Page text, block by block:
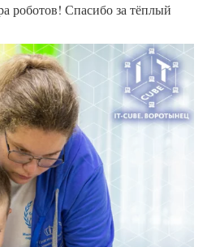
роботов! Спасибо за тёплый